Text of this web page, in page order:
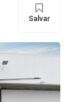
Salvar